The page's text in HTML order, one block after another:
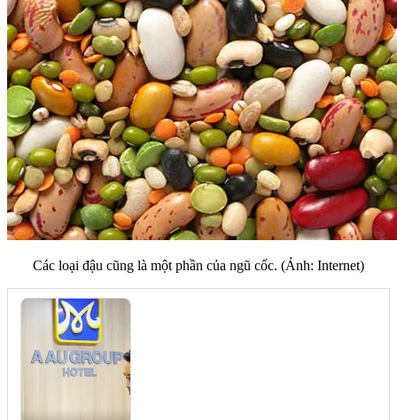
Các loại đậu cũng là một phần của ngũ cốc. (Ảnh: Internet)